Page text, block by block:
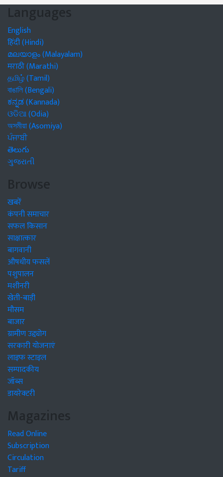
Languages
English
हिंदी (Hindi)
മലയാളം (Malayalam)
मराठी (Marathi)
தமிழ் (Tamil)
বাঙালি (Bengali)
ಕನ್ನಡ (Kannada)
ଓଡିଆ (Odia)
অসমীয়া (Asomiya)
ਪੰਜਾਬੀ
తెలుగు
ગુજરાતી
Browse
खबरें
कंपनी समाचार
सफल किसान
साक्षात्कार
बागवानी
औषधीय फसलें
पशुपालन
मशीनरी
खेती-बाड़ी
मौसम
बाजार
ग्रामीण उद्द्योग
सरकारी योजनाएं
लाइफ स्टाइल
सम्पादकीय
जॉब्स
डायरेक्टरी
Magazines
Read Online
Subscription
Circulation
Tariff